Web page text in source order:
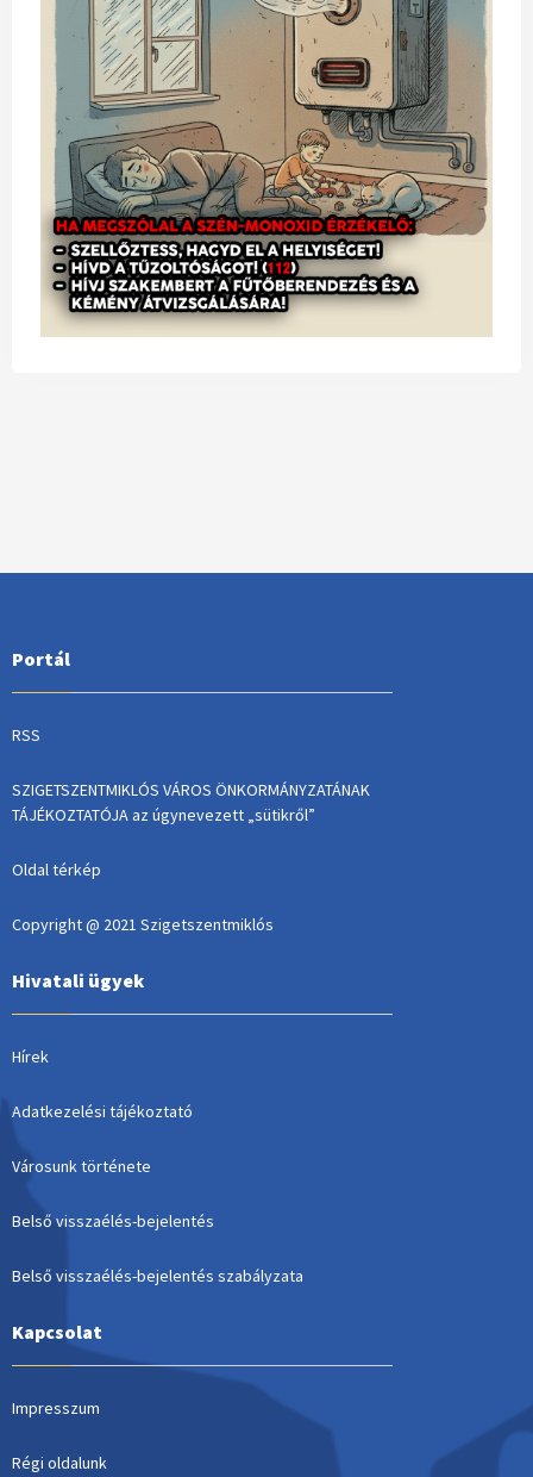
Portál
RSS
SZIGETSZENTMIKLÓS VÁROS ÖNKORMÁNYZATÁNAK
TÁJÉKOZTATÓJA az úgynevezett „sütikről”
Oldal térkép
Copyright @ 2021 Szigetszentmiklós
Hivatali ügyek
Hírek
Adatkezelési tájékoztató
Városunk története
Belső visszaélés-bejelentés
Belső visszaélés-bejelentés szabályzata
Kapcsolat
Impresszum
Régi oldalunk